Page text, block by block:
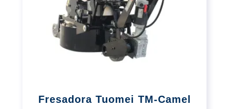
Fresadora Tuomei TM-Camel